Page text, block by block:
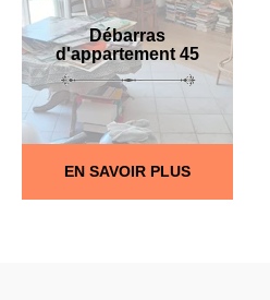
Débarras
d'appartement 45
EN SAVOIR PLUS